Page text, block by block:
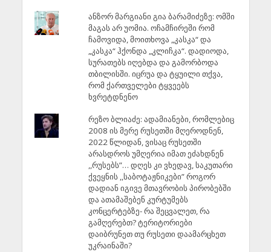
ანზორ მარგიანი გია ბარამიძეზე: ომში
მაგას არ უომია. ოჩამჩირეში რომ
ჩამოვიდა, მოითხოვა „კასკა“ და
„კასკა“ ჰქონდა „კლიჩკა“. დადიოდა,
სურათებს იღებდა და გამორბოდა
თბილისში. იცრუა და ტყუილი თქვა,
რომ ქართველები ტყვეებს
ხვრეტდნენო
რეზო ბლიაძე: ადამიანები, რომლებიც
2008 ის მერე რუსეთში მღეროდნენ,
2022 წლიდან, ვისაც რუსეთში
არასდროს უმღერია იმათ ეძახდნენ
,,რუსებს”… დღეს კი ვხედავ, საკუთარი
ქვეყნის ,,საბოტაჟნიკები” როგორ
დადიან იგივე მთავრობის პირობებში
და ათამაშებენ კურტუმებს
კონცერტებზე- რა შეცვალეთ, რა
გამღერებთ? ტერიტორიები
დაიბრუნეთ თუ რუსეთი დაამარცხეთ
უკრაინაში?